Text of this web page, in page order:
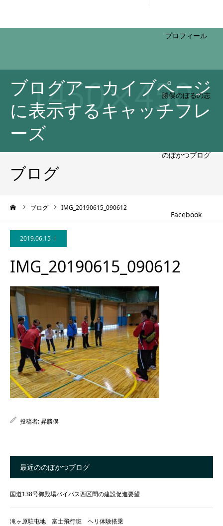
HOME
プロフィール
Facebook
ブログアーカイブページ
に表示するキャッチフレ
ーズ
ブログ
ブログ IMG_20190615_090612
2019.06.15
IMG_20190615_090612
投稿者:昇勝俣
最近ののぼかつブログ
国道138号御殿場バイパス西区間の建設促進要望
滝ヶ原駐屯地 富士飛行班 ヘリ体験搭乗